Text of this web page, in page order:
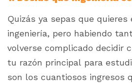
Quizás ya sepas que
ingeniería, pero habiendo
volverse complicado decidir
tu razón principal para
son los cuantiosos ingresos